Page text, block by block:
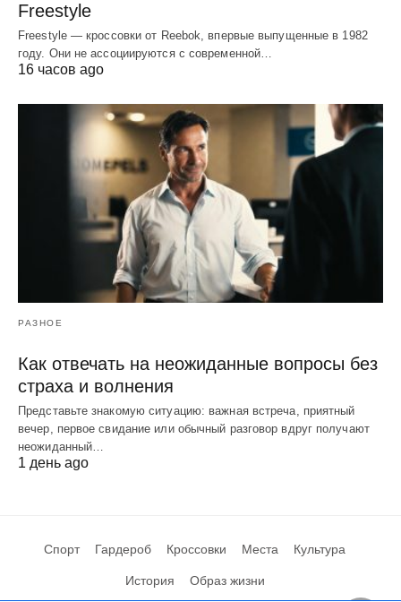
Freestyle
Freestyle — кроссовки от Reebok, впервые выпущенные в 1982
году. Они не ассоциируются с современной…
16 часов ago
РАЗНОЕ
Как отвечать на неожиданные вопросы без
страха и волнения
Представьте знакомую ситуацию: важная встреча, приятный
вечер, первое свидание или обычный разговор вдруг получают
неожиданный…
1 день ago
Спорт Гардероб Кроссовки Места Культура
История Образ жизни